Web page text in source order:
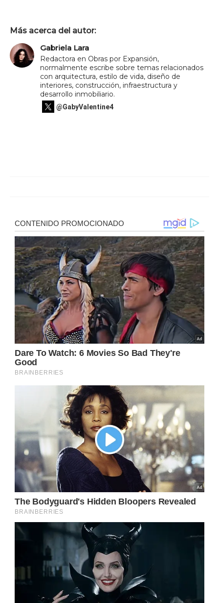
Más acerca del autor:
Gabriela Lara
Redactora en Obras por Expansión,
normalmente escribe sobre temas relacionados
con arquitectura, estilo de vida, diseño de
interiores, construcción, infraestructura y
desarrollo inmobiliario.
@GabyValentine4